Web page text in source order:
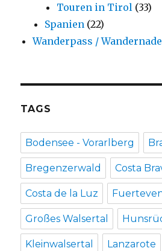
Touren in Tirol (33)
Spanien (22)
Wanderpass /
TAGS
Bodensee - Vorarlberg
Bregenzerwald Costa
Costa de la Luz
Großes Walsertal
Kleinwalsertal Lanzarote